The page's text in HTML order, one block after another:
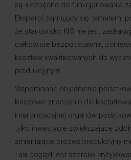
są niezbędne do funkcjonowania
Eksperci zajmujący się tematem,
że stanowisko KIS nie jest
całkowicie bezpodstawne,
kosztów kwalifikowanych do
produkcyjnym.
Wspomniane objaśnienia
kluczowe znaczenie dla
interpretacyjnej organów
tylko inwestycje zwiększające
zmieniające proces produkcyjny
Taki pogląd jest szeroko